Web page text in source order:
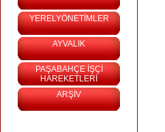
YERELYÖNETİMLER
AYVALIK
PAŞABAHÇE İŞÇİ
HAREKETLERİ
ARŞİV